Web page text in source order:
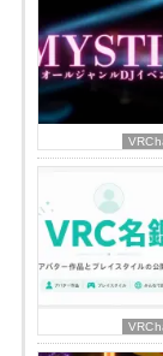
「VARK」はバ
す。
テージで歌っ